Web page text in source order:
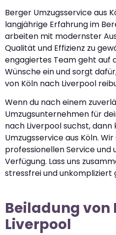
Berger Umzugsservice aus
langjährige Erfahrung im
arbeiten mit modernster
Qualität und Effizienz zu
engagiertes Team geht auf
Wünsche ein und sorgt
von Köln nach Liverpool
Wenn du nach einem
Umzugsunternehmen für
nach Liverpool suchst,
Umzugsservice aus Köln.
professionellen Service und
Verfügung. Lass uns
stressfrei und unkompliziert
Beiladung von
Liverpool